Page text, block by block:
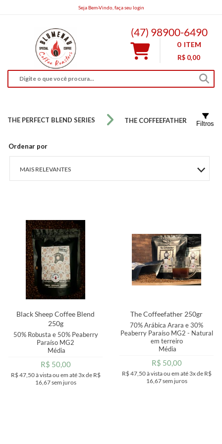
Seja Bem-Vindo, faça seu login
(47) 98900-6490
0 ITEM
R$ 0,00
THE PERFECT BLEND SERIES THE COFFEEFATHER
Ordenar por
MAIS RELEVANTES
MENOR PREÇO
MAIOR PREÇO
A - Z
Filtros
Black Sheep Coffee Blend
250g
50% Robusta e 50% Peaberry
Paraíso MG2
Média
R$ 50,00
R$ 47,50à vista ou em até 3xde R$
16,67sem juros
The Coffeefather 250gr
70% Arábica Arara e 30%
Peaberry Paraíso MG2 - Natural
em terreiro
Média
R$ 50,00
R$ 47,50à vista ou em até 3xde R$
16,67sem juros